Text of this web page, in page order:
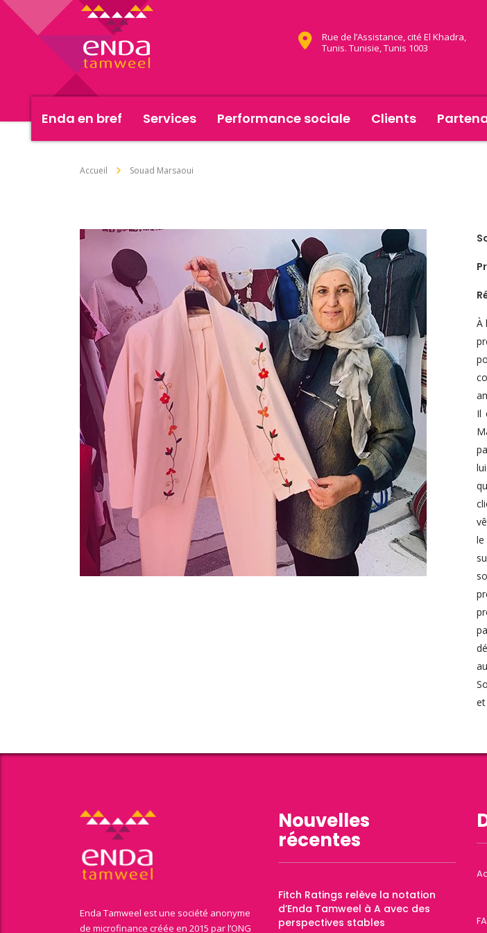
Rue de l’Assistance, cité El Khadra,
Tunis. Tunisie, Tunis 1003
Enda en bref Services Performance sociale Clients
Accueil Souad Marsaoui
À
Il
le
Enda Tamweel est une société anonyme
de microfinance créée en 2015 par l’ONG
Nouvelles
récentes
Fitch Ratings relève la notation
d’Enda Tamweel à A avec des
perspectives stables